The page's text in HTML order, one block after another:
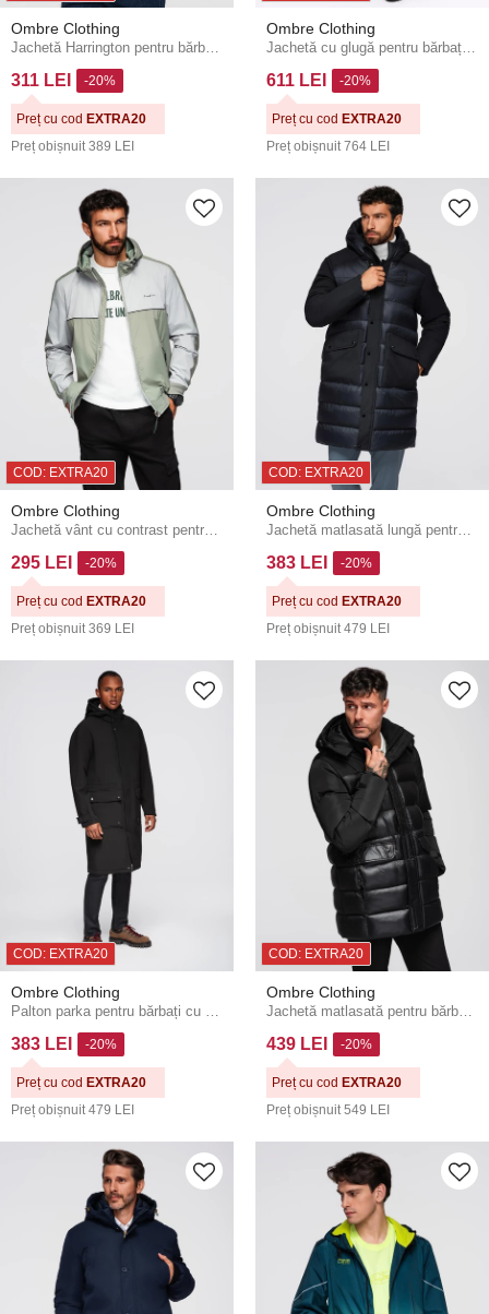
Ombre Clothing
Jachetă Harrington pentru bărbați cu guler și căptușeală cu carouri - maro deschis V5 OM-JANP-0326 Ombre Clothing
311 LEI
Preț obișnuit 389 LEI
-20%
Preț cu cod EXTRA20
Ombre Clothing
Jachetă cu glugă pentru bărbați Ombre Clothing
611 LEI
Preț obișnuit 764 LEI
-20%
Preț cu cod EXTRA20
COD: EXTRA20
Ombre Clothing
295 LEI
Preț obișnuit 369 LEI
-20%
Preț cu cod EXTRA20
COD: EXTRA20
Ombre Clothing
383 LEI
Preț obișnuit 479 LEI
-20%
Preț cu cod EXTRA20
COD: EXTRA20
Ombre Clothing
383 LEI
Preț obișnuit 479 LEI
-20%
Preț cu cod EXTRA20
COD: EXTRA20
Ombre Clothing
439 LEI
Preț obișnuit 549 LEI
-20%
Preț cu cod EXTRA20